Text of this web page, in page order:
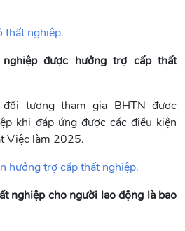
thất nghiệp.
được hưởng trợ cấp thất
tượng tham gia BHTN được
khi đáp ứng được các điều kiện
Việc làm 2025.
hưởng trợ cấp thất nghiệp.
nghiệp cho người lao động là bao